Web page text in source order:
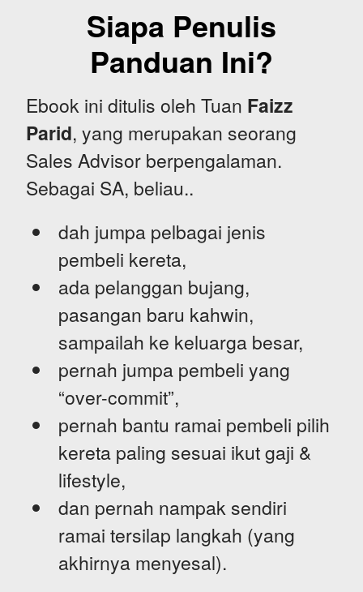
Siapa Penulis
Panduan Ini?
Ebook ini ditulis oleh Tuan Faizz
Parid, yang merupakan seorang
Sales Advisor berpengalaman.
Sebagai SA, beliau..
dah jumpa pelbagai jenis
pembeli kereta,
ada pelanggan bujang,
pasangan baru kahwin,
sampailah ke keluarga besar,
pernah jumpa pembeli yang
“over-commit”,
pernah bantu ramai pembeli pilih
kereta paling sesuai ikut gaji &
lifestyle,
dan pernah nampak sendiri
ramai tersilap langkah (yang
akhirnya menyesal).